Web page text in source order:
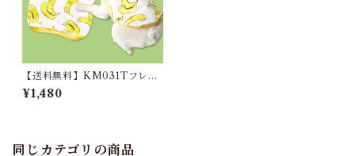
【送料無料】KM031Tフレブ
ル タンクトップ フレンチブル
ドック 犬服 ドックウェア バナ
¥1,480
同じカテゴリの商品